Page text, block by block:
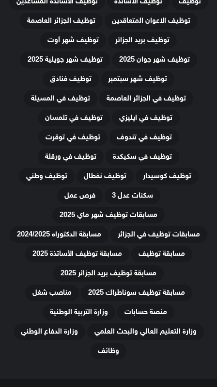
توظيف الاعوان المتعاقدين
توظيف الجزائر العاصمة
توظيف بريد الجزائر
توظيف شهر أوت
توظيف شهر جوان 2025
توظيف شهر جويلية 2025
توظيف شهر سبتمبر
توظيف فنادق
توظيف في الجزائر العاصمة
توظيف في المسيلة
توظيف في ايليزي
توظيف في تلمسان
توظيف في تندوف
توظيف في توقرت
توظيف في سكيكدة
توظيف في ورقلة
توظيف كوسيدار
توظيف نفطال
توظيف وطني
سكنات عدل 3
فرص عمل
مسابقات توظيف شهر ماي 2025
مسابقات توظيف في الجزائر
مسابقة الدكتوراه 2024/2025
مسابقة توظيف
مسابقة توظيف الأساتذة 2025
مسابقة توظيف بريد الجزائر 2025
مسابقة توظيف سوناطراك 2025
مناصب شغل
منصة حسابات
وزارة التربية الوطنية
وزارة التعليم العالي والبحث العلمي
وزارة الدفاع الوطني
وظائف